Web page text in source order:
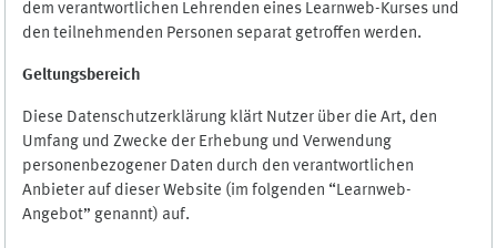
dem verantwortlichen Lehrenden eines Learnweb-Kurses und
den teilnehmenden Personen separat getroffen werden.
Geltungsbereich
Diese Datenschutzerklärung klärt Nutzer über die Art, den
Umfang und Zwecke der Erhebung und Verwendung
personenbezogener Daten durch den verantwortlichen
Anbieter auf dieser Website (im folgenden “Learnweb-
Angebot” genannt) auf.